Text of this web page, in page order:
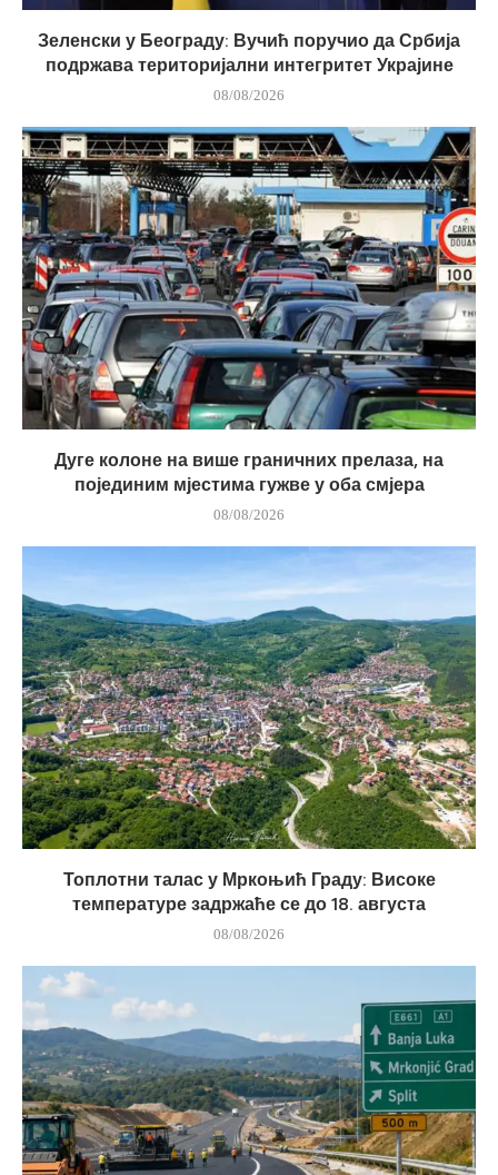
Зеленски у Београду: Вучић поручио да Србија
подржава територијални интегритет Украјине
08/08/2026
Дуге колоне на више граничних прелаза, на
појединим мјестима гужве у оба смјера
08/08/2026
Топлотни талас у Мркоњић Граду: Високе
температуре задржаће се до 18. августа
08/08/2026